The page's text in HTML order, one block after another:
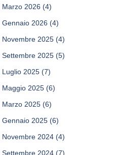
Marzo 2026 (4)
Gennaio 2026 (4)
Novembre 2025 (4)
Settembre 2025 (5)
Luglio 2025 (7)
Maggio 2025 (6)
Marzo 2025 (6)
Gennaio 2025 (6)
Novembre 2024 (4)
Settembre 2024 (7)